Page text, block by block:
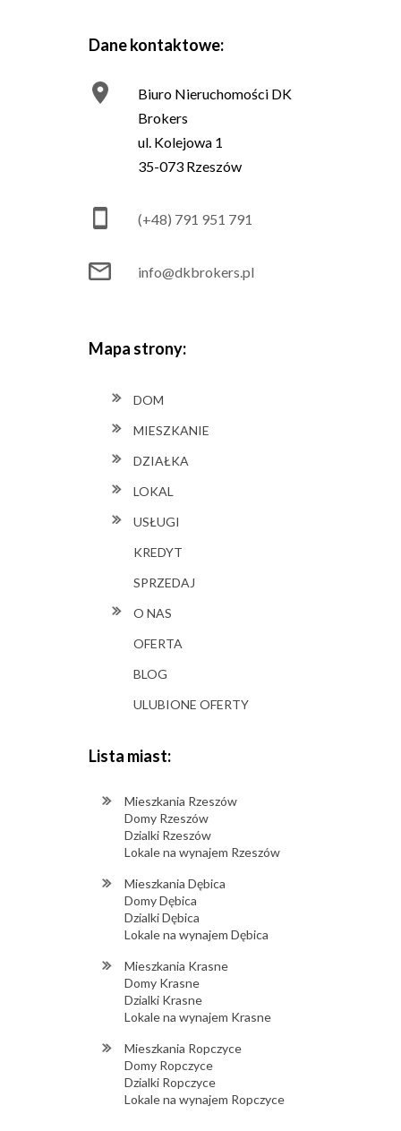
Dane kontaktowe:
Biuro Nieruchomości DK
Brokers
ul. Kolejowa 1
35-073 Rzeszów
(+48) 791 951 791
info@dkbrokers.pl
Mapa strony:
DOM
MIESZKANIE
DZIAŁKA
LOKAL
USŁUGI
KREDYT
SPRZEDAJ
O NAS
OFERTA
BLOG
ULUBIONE OFERTY
Lista miast:
Mieszkania Rzeszów
Domy Rzeszów
Dzialki Rzeszów
Lokale na wynajem Rzeszów
Mieszkania Dębica
Domy Dębica
Dzialki Dębica
Lokale na wynajem Dębica
Mieszkania Krasne
Domy Krasne
Dzialki Krasne
Lokale na wynajem Krasne
Mieszkania Ropczyce
Domy Ropczyce
Dzialki Ropczyce
Lokale na wynajem Ropczyce